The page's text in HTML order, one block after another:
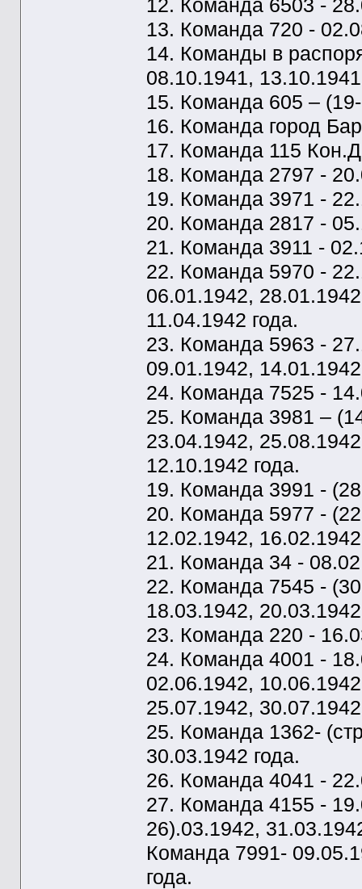
12. Команда 6503 -
13. Команда 720 -
14. Команды в
08.10.1941,
15. Команда 605 –
16. Команда город
17. Команда 115
18. Команда 2797 -
19. Команда 3971 -
20. Команда 2817 -
21. Команда 3911 -
22. Команда 5970 -
06.01.1942,
11.04.1942 года.
23. Команда 5963 -
09.01.1942,
24. Команда 7525 -
25. Команда 3981 –
23.04.1942,
12.10.1942 года.
19. Команда 3991 -
20. Команда 5977 -
12.02.1942,
21. Команда 34 -
22. Команда 7545 -
18.03.1942,
23. Команда 220 -
24. Команда 4001 -
02.06.1942,
25.07.1942,
25. Команда 1362-
30.03.1942 года.
26. Команда 4041 -
27. Команда 4155 -
26).03.1942,
Команда 7991-
года.